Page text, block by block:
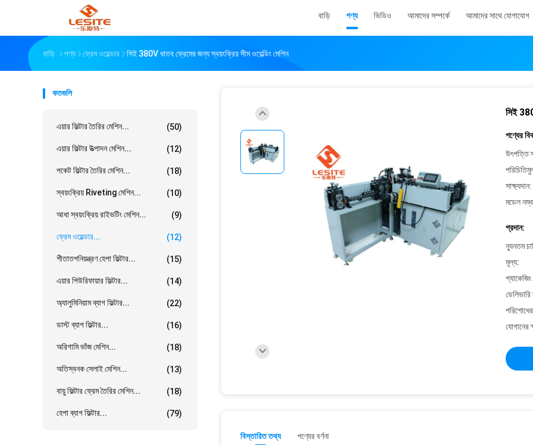
বাড়ি পণ্য ভিডিও আমাদের সম্পর্কে আমাদের সাথে যোগাযোগ
বাড়ি পণ্য ফ্রেম ওয়েল্ডার সিই 380V ধাতব ফ্রেমের জন্য স্বয়ংক্রিয় সীম ওয়েল্ডিং মেশিন
কতগুলি
এয়ার ফিল্টার তৈরির মেশিন... (50)
এয়ার ফিল্টার উত্পাদন মেশিন... (12)
পকেট ফিল্টার তৈরির মেশিন... (18)
স্বয়ংক্রিয় Riveting মেশিন... (10)
আধা স্বয়ংক্রিয় রাইভটিং মেশিন... (9)
ফ্রেম ওয়েল্ডার... (12)
শীতাতপনিয়ন্ত্রণ হেপা ফিল্টার... (15)
এয়ার পিউরিফায়ার ফিল্টার... (14)
অ্যালুমিনিয়াম ব্যাগ ফিল্টার... (22)
ডাস্ট ব্যাগ ফিল্টার... (16)
অরিগামি ভাঁজ মেশিন... (18)
অতিস্বনক সেলাই মেশিন... (13)
বায়ু ফিল্টার ফ্রেম তৈরির মেশিন... (18)
হেপা ব্যাগ ফিল্টার... (79)
সিই
পণ্যের
উৎপত্তি
সাক্ষ্যদান:
মডেল
প্রদান:
ন্যূনতম
মূল্য:
যোগানের
বিস্তারিত তথ্য পণ্যের বর্ণনা